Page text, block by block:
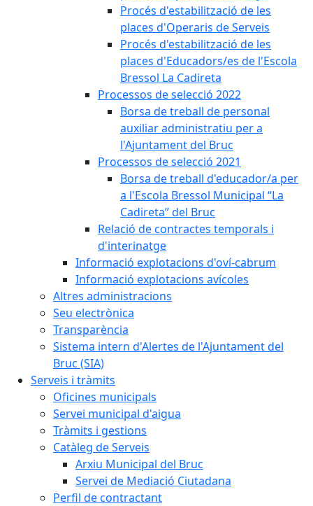
Procés d'estabilització de les
places d'Operaris de Serveis
Procés d'estabilització de les
places d'Educadors/es de l'Escola
Bressol La Cadireta
Processos de selecció 2022
Borsa de treball de personal
auxiliar administratiu per a
l'Ajuntament del Bruc
Processos de selecció 2021
Borsa de treball d'educador/a per
a l'Escola Bressol Municipal “La
Cadireta” del Bruc
Relació de contractes temporals i
d'interinatge
Informació explotacions d'oví-cabrum
Informació explotacions avícoles
Altres administracions
Seu electrònica
Transparència
Sistema intern d'Alertes de l'Ajuntament del
Bruc (SIA)
Serveis i tràmits
Oficines municipals
Servei municipal d'aigua
Tràmits i gestions
Catàleg de Serveis
Arxiu Municipal del Bruc
Servei de Mediació Ciutadana
Perfil de contractant